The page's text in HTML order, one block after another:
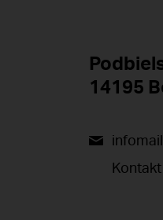
14195
Kontakt